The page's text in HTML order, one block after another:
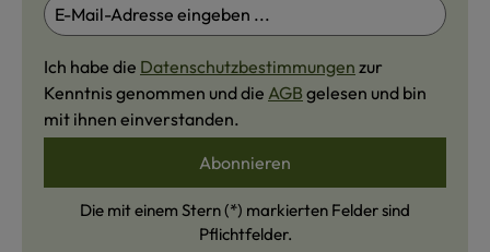
Ich habe die Datenschutzbestimmungen zur
Kenntnis genommen und die AGB gelesen und bin
mit ihnen einverstanden.
Abonnieren
Die mit einem Stern (*) markierten Felder sind
Pflichtfelder.